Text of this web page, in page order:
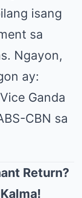
isang
sa
Ngayon,
ay:
Ganda
CBN sa
Return?